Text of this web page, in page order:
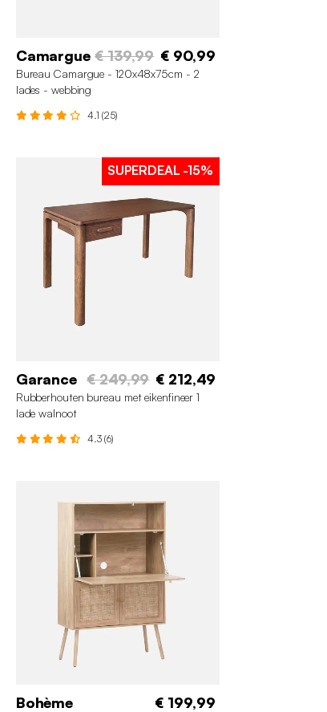
Camargue € 139,99 € 90,99
Bureau Camargue - 120x48x75cm - 2
lades - webbing
4.1 (25)
SUPERDEAL -15%
Garance € 249,99 € 212,49
Rubberhouten bureau met eikenfineer 1
lade walnoot
4.3 (6)
Bohème € 199,99